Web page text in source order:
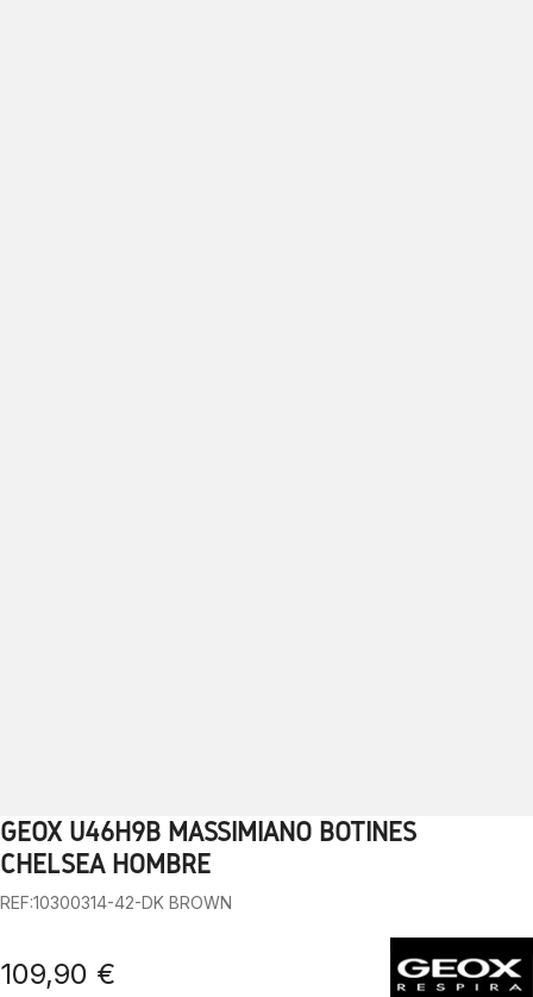
1 2 3 4 5 6 7 8 9
GEOX U46H9B MASSIMIANO BOTINES
CHELSEA HOMBRE
REF:10300314-42-DK BROWN
109,90 €